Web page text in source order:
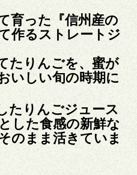
育った『信州産の
作るストレートジ
たりんごを、蜜が
いしい旬の時期に
たりんごジュース
した食感の新鮮な
のまま活きていま